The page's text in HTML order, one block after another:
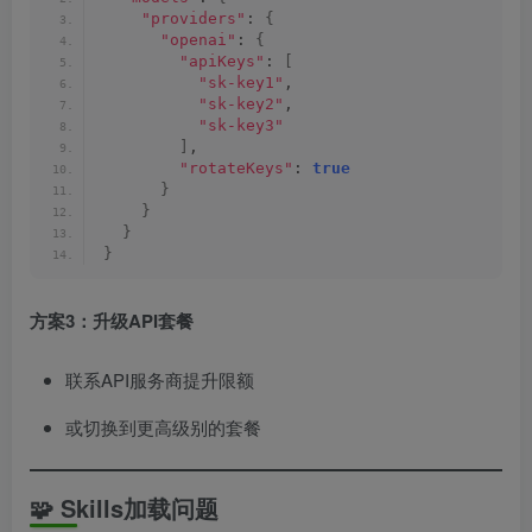
"providers" : {
"openai" : {
"apiKeys" :
"sk-key1" ,
"sk-key2" ,
"sk-key3"
,
"rotateKeys" : true
}
}
}
}
方案3：升级API套餐
联系API服务商提升限额
或切换到更高级别的套餐
🧩 Skills加载问题